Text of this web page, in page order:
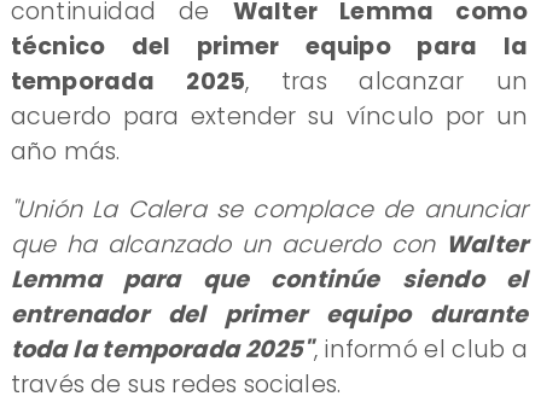
continuidad de Walter Lemma como
técnico del primer equipo para la
temporada 2025, tras alcanzar un
acuerdo para extender su vínculo por un
año más.
"Unión La Calera se complace de anunciar
que ha alcanzado un acuerdo con Walter
Lemma para que continúe siendo el
entrenador del primer equipo durante
toda la temporada 2025", informó el club a
través de sus redes sociales.